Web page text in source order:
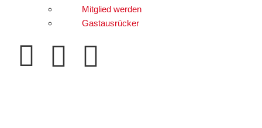
Mitglied werden
Gastausrücker